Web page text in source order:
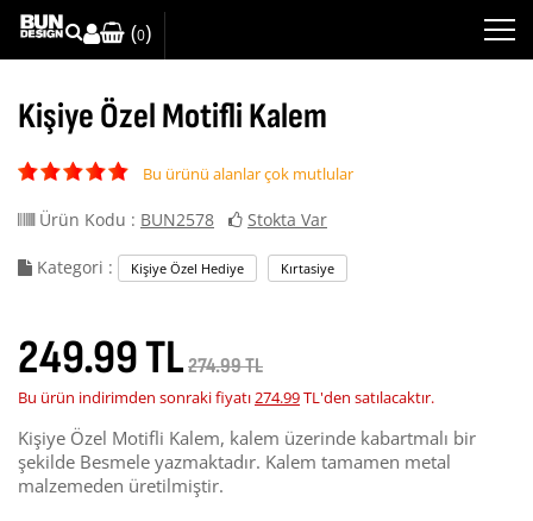
(0)
Kişiye Özel Motifli Kalem
Bu ürünü alanlar çok mutlular
Ürün Kodu : BUN2578 Stokta Var
Kategori : Kişiye Özel Hediye Kırtasiye
249.99 TL274.99 TL
Bu ürün indirimden sonraki fiyatı274.99TL'den satılacaktır.
Kişiye Özel Motifli Kalem, kalem üzerinde kabartmalı bir
şekilde Besmele yazmaktadır. Kalem tamamen metal
malzemeden üretilmiştir.